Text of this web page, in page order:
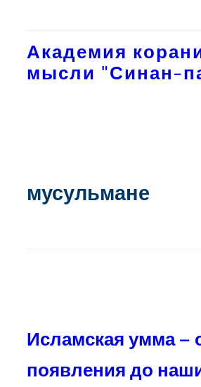
Академия
мысли "Синан-
мусульмане
Исламская умма —
появления до